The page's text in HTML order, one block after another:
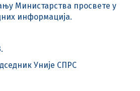
Министарства просвете у
информација.
Уније СПРС